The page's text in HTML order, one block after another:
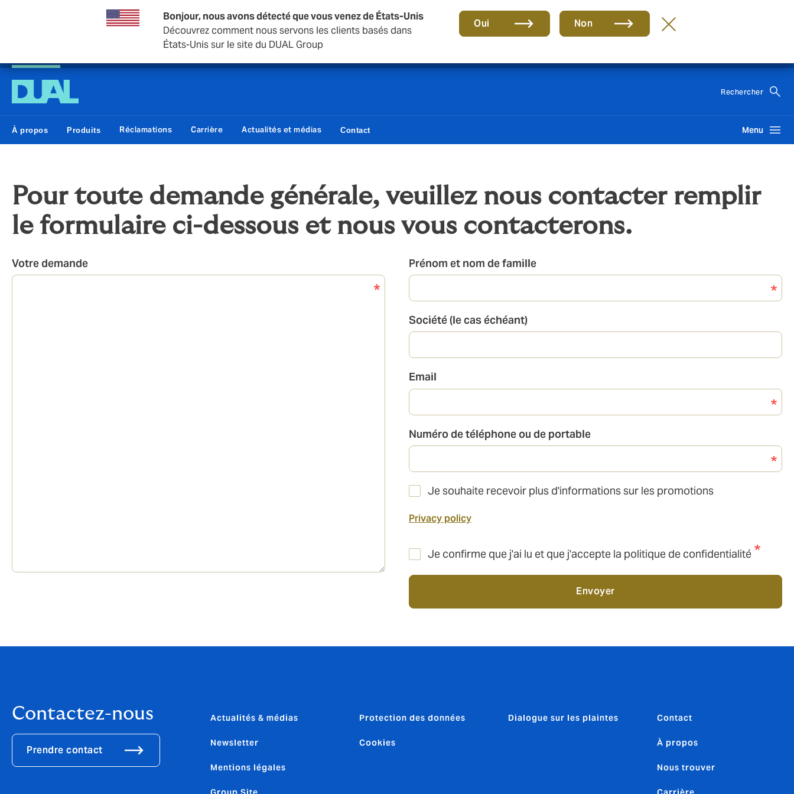
Bonjour, nous avons détecté que vous venez de États-Unis
Découvrez comment nous servons les clients basés dans
États-Unis sur le site du DUAL Group
Oui Non
Une nouvelle marque pour une nouvelle ère. En savoir plus
Rechercher
À propos Produits Réclamations Carrière Actualités et médias Contact Menu
Pour toute demande générale, veuillez nous contacter remplir
le formulaire ci-dessous et nous vous contacterons.
Votre demande Prénom et nom de famille
Société (le cas échéant)
Email
Numéro de téléphone ou de portable
Je souhaite recevoir plus d'informations sur les promotions
Privacy policy
Je confirme que j'ai lu et que j'accepte la politique de confidentialité
Envoyer
Contactez-nous
Prendre contact
Actualités & médias
Newsletter
Mentions légales
Protection des données
Cookies
Dialogue sur les plaintes Contact
À propos
Nous trouver